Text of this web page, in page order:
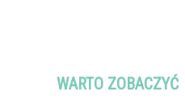
WARTO ZOBACZYĆ